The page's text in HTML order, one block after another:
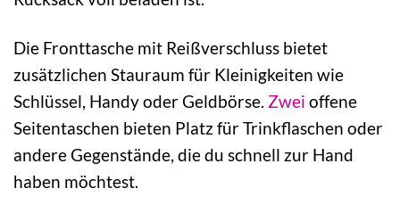
Die Fronttasche mit Reißverschluss bietet
zusätzlichen Stauraum für Kleinigkeiten wie
Schlüssel, Handy oder Geldbörse. Zwei offene
Seitentaschen bieten Platz für Trinkflaschen oder
andere Gegenstände, die du schnell zur Hand
haben möchtest.